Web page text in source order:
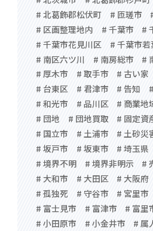
# 北葛飾郡松伏町
# 匝瑳市
# 区画整理地内
# 千葉市
#
# 千葉市花見川区
# 千葉市若
# 南区六ツ川
# 南房総市 #
# 厚木市
# 取手市 # 古い家
# 台東区
# 君津市 # 告知
# 和光市
# 品川区 # 商業地
# 団地
# 団地買取 # 固定資
# 国立市
# 土浦市
# 土砂災
# 坂戸市
# 坂東市 # 埼玉県
# 境界不明
# 境界非明示 #
# 大和市
# 大田区 # 大阪府
# 孤独死
# 守谷市 # 宮里市
# 富士見市
# 富津市 # 富里
# 小田原市
# 小金井市 # 属